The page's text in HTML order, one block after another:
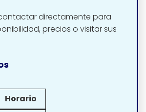
directamente para
precios o visitar sus
Horario